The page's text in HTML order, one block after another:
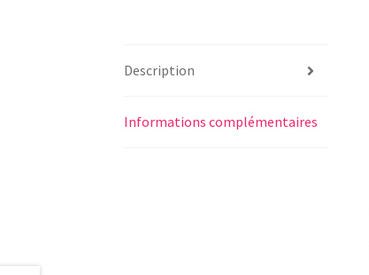
Description
Informations complémentaires